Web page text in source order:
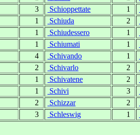
3 Schioppettate 1
1 Schiuda 2
1 Schiudessero 1
1 Schiumati 1
4 Schivando 1
2 Schivarlo 2
1 Schivatene 2
1 Schivi 3
2 Schizzar 2
3 Schleswig 1